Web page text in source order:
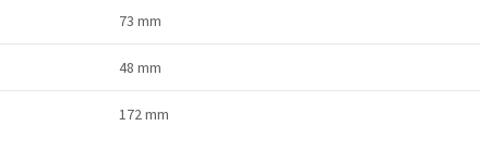
73 mm
48 mm
172 mm